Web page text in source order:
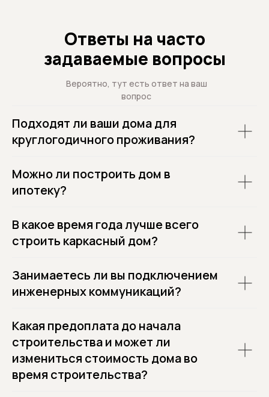
Ответы на часто
задаваемые вопросы
Вероятно, тут есть ответ на ваш
вопрос
У меня другой вопрос
Подходят ли ваши дома для
круглогодичного проживания?
Можно ли построить дом в
ипотеку?
В какое время года лучше всего
строить каркасный дом?
Занимаетесь ли вы подключением
инженерных коммуникаций?
Какая предоплата до начала
строительства и может ли
измениться стоимость дома во
время строительства?